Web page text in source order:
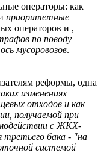
операторы: как
приоритетные
операторов и ,
по поводу
мусоровозов.
реформы, одна
изменениях
отходов и как
получаемой при
с ЖКХ-
третьего бака - "на
системой